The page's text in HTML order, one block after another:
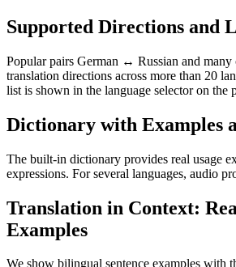
Supported Directions and
Popular pairs German ↔ Russian and many
translation directions across more than 20
list is shown in the language selector on the
Dictionary with Examples
The built-in dictionary provides real usage
expressions. For several languages, audio
Translation in Context:
Examples
We show bilingual sentence examples with